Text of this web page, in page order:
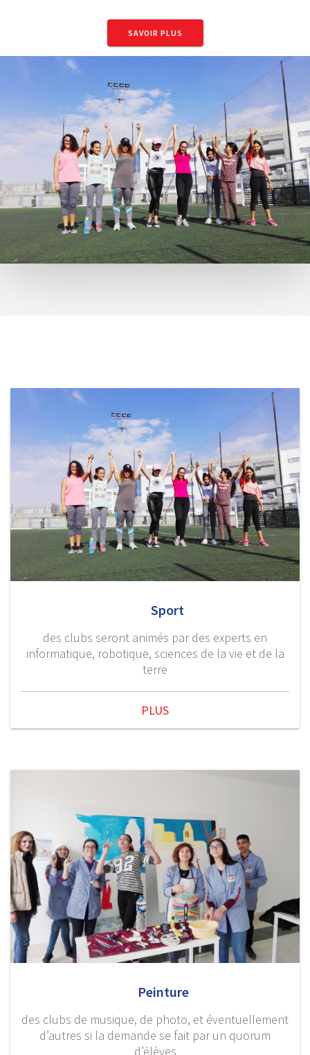
SAVOIR PLUS
Sport
des clubs seront animés par des experts en
informatique, robotique, sciences de la vie et de la
terre
PLUS
Peinture
des clubs de musique, de photo, et éventuellement
d’autres si la demande se fait par un quorum
d’élèves